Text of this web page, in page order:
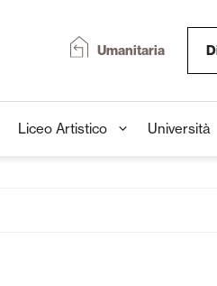
Umanitaria
Liceo Artistico Università